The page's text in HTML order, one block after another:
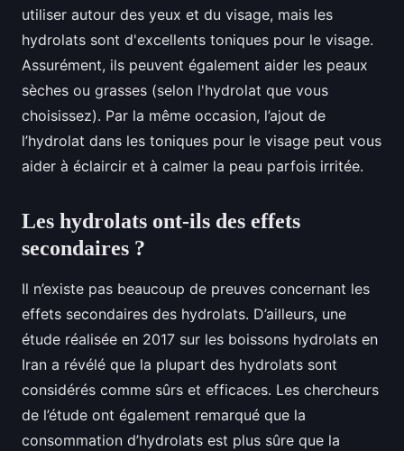
utiliser autour des yeux et du visage, mais les
hydrolats sont d'excellents toniques pour le visage.
Assurément, ils peuvent également aider les peaux
sèches ou grasses (selon l'hydrolat que vous
choisissez). Par la même occasion, l’ajout de
l’hydrolat dans les toniques pour le visage peut vous
aider à éclaircir et à calmer la peau parfois irritée.
Les hydrolats ont-ils des effets
secondaires ?
Il n’existe pas beaucoup de preuves concernant les
effets secondaires des hydrolats. D’ailleurs, une
étude réalisée en 2017 sur les boissons hydrolats en
Iran a révélé que la plupart des hydrolats sont
considérés comme sûrs et efficaces. Les chercheurs
de l’étude ont également remarqué que la
consommation d’hydrolats est plus sûre que la